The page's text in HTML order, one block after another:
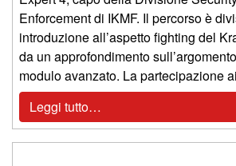
Enforcement di IKMF. Il percorso è
introduzione all’aspetto fighting del
da un approfondimento
modulo avanzato. La partecipazione
Leggi tutto…